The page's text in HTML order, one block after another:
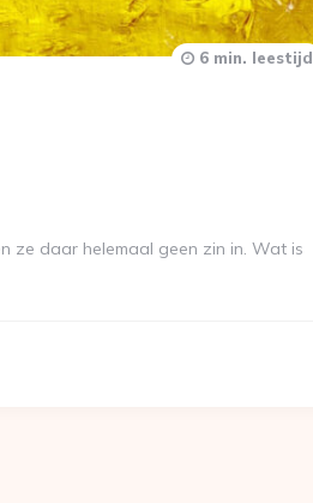
6 min. leestijd
ze daar helemaal geen zin in. Wat is